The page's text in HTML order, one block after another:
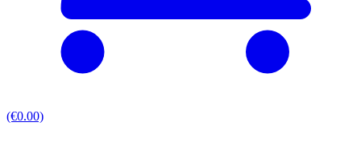
(€0.00)